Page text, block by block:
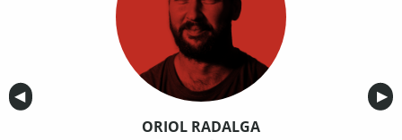
Anterior
◀︎ ▶︎
ORIOL RADALGA